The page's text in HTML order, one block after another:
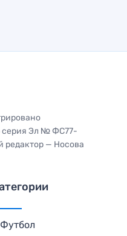
серия Эл № ФС77-
редактор — Носова
Футбол